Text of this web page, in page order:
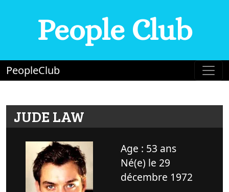
People Club
PeopleClub
JUDE LAW
Age : 53 ans
Né(e) le 29
décembre 1972